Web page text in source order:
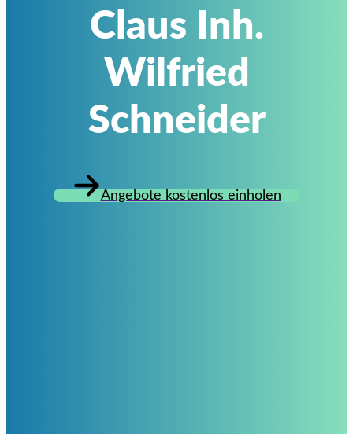
Claus Inh.
Wilfried
Schneider
Angebote kostenlos einholen